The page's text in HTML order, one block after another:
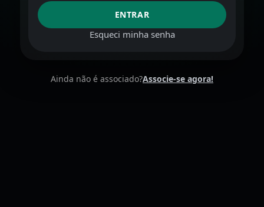
ENTRAR
Esqueci minha senha
Ainda não é associado?Associe-se agora!